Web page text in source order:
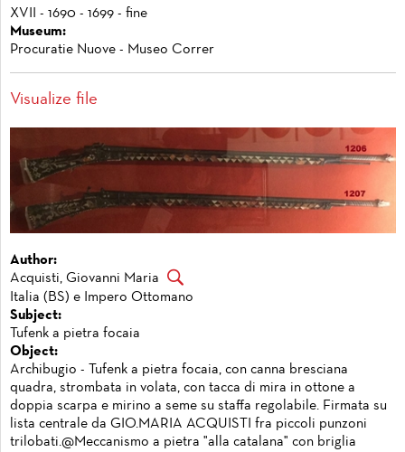
XVII - 1690 - 1699 - fine
Museum:
Procuratie Nuove - Museo Correr
Visualize file
Author:
Acquisti, Giovanni Maria
Italia (BS) e Impero Ottomano
Subject:
Tufenk a pietra focaia
Object:
Archibugio - Tufenk a pietra focaia, con canna bresciana
quadra, strombata in volata, con tacca di mira in ottone a
doppia scarpa e mirino a seme su staffa regolabile. Firmata su
lista centrale da GIO.MARIA ACQUISTI fra piccoli punzoni
trilobati.@Meccanismo a pietra "alla catalana" con briglia